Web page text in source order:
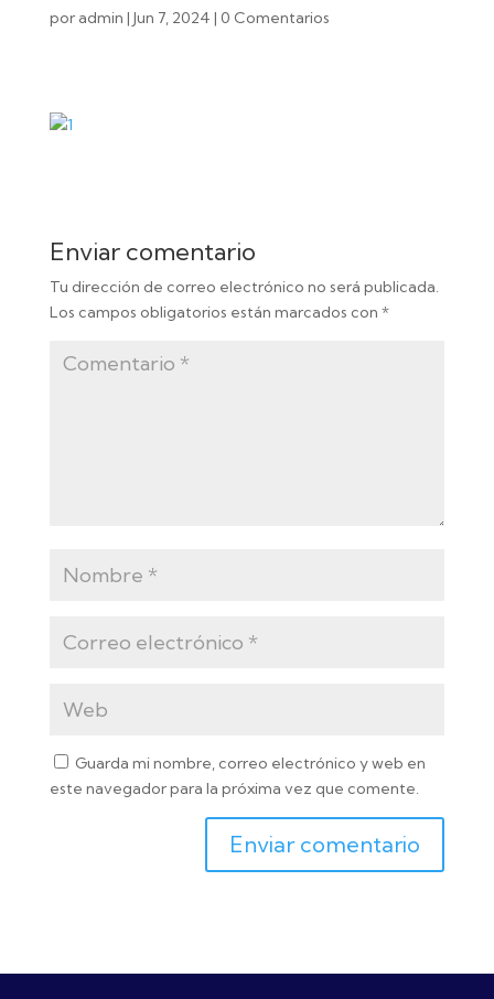
por admin | Jun 7, 2024 | 0 Comentarios
Enviar comentario
Tu dirección de correo electrónico no será publicada.
Los campos obligatorios están marcados con *
Guarda mi nombre, correo electrónico y web en
este navegador para la próxima vez que comente.